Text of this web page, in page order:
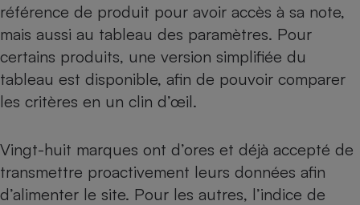
référence de produit pour avoir accès à sa note,
mais aussi au tableau des paramètres. Pour
certains produits, une version simplifiée du
tableau est disponible, afin de pouvoir comparer
les critères en un clin d’œil.
Vingt-huit marques ont d’ores et déjà accepté de
transmettre proactivement leurs données afin
d’alimenter le site. Pour les autres, l’indice de